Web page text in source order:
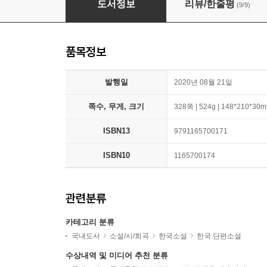
도서정보 리뷰/한줄평 (9/9)
품목정보
발행일 2020년 08월 21일
쪽수, 무게, 크기 328쪽 | 524g |
ISBN13 9791165700171
ISBN10 1165700174
관련분류
카테고리 분류
국내도서 소설/시/희곡 한국소설 한국 단편소설
수상내역 및 미디어 추천 분류